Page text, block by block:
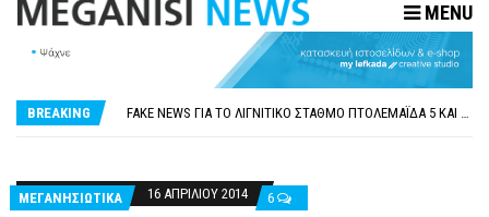
MENU
BREAKING
ΠΑΡΑΙΤΉΘΗΚΕ Η ΑΝΤΙΔΉΜΑΡΧΟΣ ΠΟΛΙΤΙΣΜΟΎ ΜΕΓΑΝΗΣΊΟΥ Κ . ΕΥΑΓΓΕΛΊΑ ΜΕΛΆ. Η ΕΠΙΣΤΟΛΉ ΤΗΣ ΠΑΡΑΊΤΗΣΗΣ
FAKE NEWS ΓΙΑ ΤΟ ΛΙΓΝΙΤΙΚΌ ΣΤΑΘΜΌ ΠΤΟΛΕΜΑΪ́ΔΑ 5 ΚΑΙ ΤΗΝ ΕΝΕΡΓΕΙΑΚΉ ΑΣΦΆΛΕΙΑ ΤΗΣ ΧΏΡΑΣ
ΜΕΓΑΝΗΣΙΩΤΙΚΑ
16 ΑΠΡΙΛΊΟΥ 2014 6